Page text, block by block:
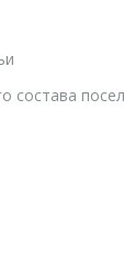
состава